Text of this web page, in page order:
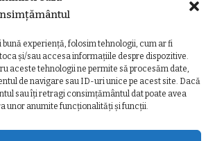
bună experiență, folosim tehnologii, cum ar fi
și/sau accesa informațiile despre dispozitive.
aceste tehnologii ne permite să procesăm date,
de navigare sau ID-uri unice pe acest site. Dacă
sau îți retragi consimțământul dat poate avea
unor anumite funcționalități și funcții.
Române
Cluj,
Ziua Unirii la Cluj-Napoca.
Programul complet al
evenimentelor